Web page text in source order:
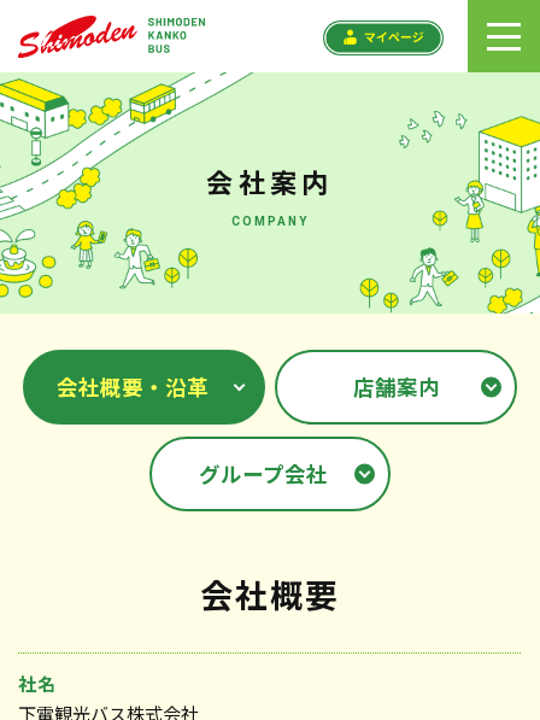
会社案内
COMPANY
会社概要・沿革 店舗案内
グループ会社
会社概要
社名
下電観光バス株式会社